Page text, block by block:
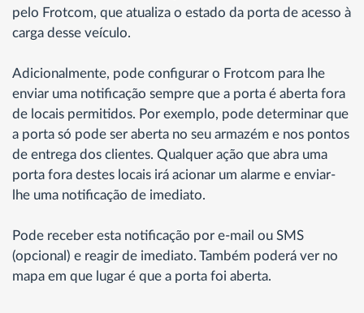
pelo Frotcom, que atualiza o estado da porta de acesso à
carga desse veículo.
Adicionalmente, pode configurar o Frotcom para lhe
enviar uma notificação sempre que a porta é aberta fora
de locais permitidos. Por exemplo, pode determinar que
a porta só pode ser aberta no seu armazém e nos pontos
de entrega dos clientes. Qualquer ação que abra uma
porta fora destes locais irá acionar um alarme e enviar-
lhe uma notificação de imediato.
Pode receber esta notificação por e-mail ou SMS
(opcional) e reagir de imediato. Também poderá ver no
mapa em que lugar é que a porta foi aberta.